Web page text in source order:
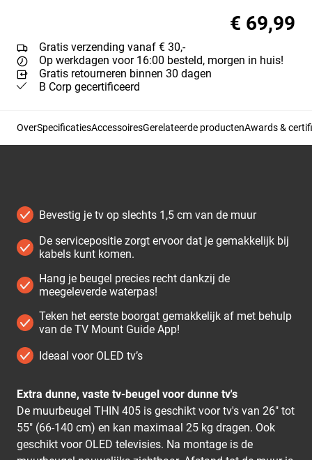
€ 69,99
Gratis verzending vanaf € 30,-
Op werkdagen voor 16:00 besteld, morgen in huis!
Gratis retourneren binnen 30 dagen
B Corp gecertificeerd
OverSpecificatiesAccessoiresGerelateerde productenAwards &
Bevestig je tv op slechts 1,5 cm van de muur
De servicepositie zorgt ervoor dat je gemakkelijk bij
kabels kunt komen.
Hang je beugel precies recht dankzij de
meegeleverde waterpas!
Teken het eerste boorgat gemakkelijk af met behulp
van de TV Mount Guide App!
Ideaal voor OLED tv’s
Extra dunne, vaste tv-beugel voor dunne tv's
De muurbeugel THIN 405 is geschikt voor tv's van 26" tot
55" (66-140 cm) en kan maximaal 25 kg dragen. Ook
geschikt voor OLED televisies. Na montage is de